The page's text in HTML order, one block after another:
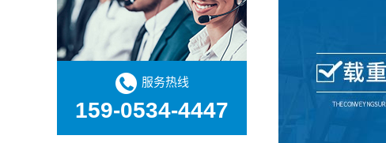
服务热线
159-0534-4447